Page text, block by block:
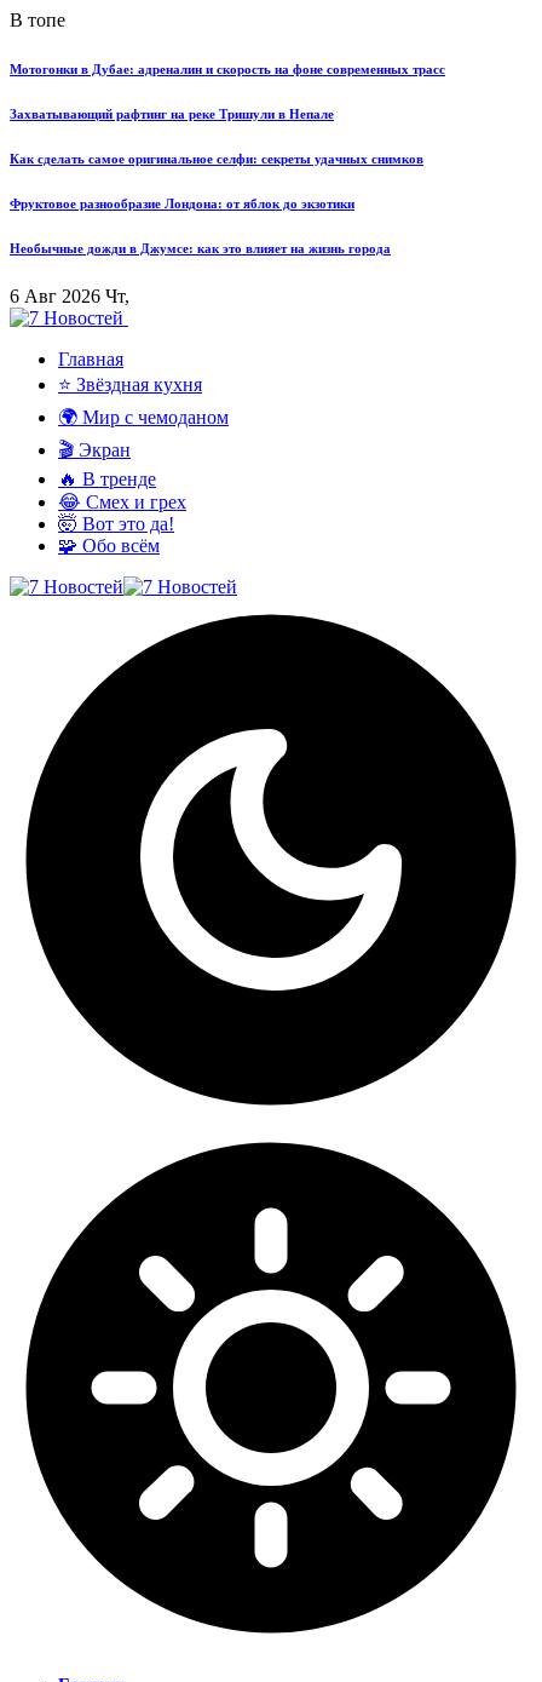
В топе
Мотогонки в Дубае: адреналин и скорость на фоне современных трасс
Захватывающий рафтинг на реке Тришули в Непале
Как сделать самое оригинальное селфи: секреты удачных снимков
Фруктовое разнообразие Лондона: от яблок до экзотики
Необычные дожди в Джумсе: как это влияет на жизнь города
6 Авг 2026 Чт,
Главная
⭐ Звёздная кухня
🌍 Мир с чемоданом
🎬 Экран
🔥 В тренде
😂 Смех и грех
🤯 Вот это да!
🧩 Обо всём